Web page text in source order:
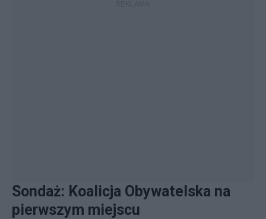
Sondaż: Koalicja Obywatelska na
pierwszym miejscu